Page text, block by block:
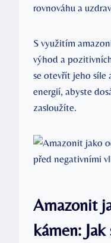
rovnováhu a
S využitím
výhod a
se otevřít jeho síle
energií, abyste
zasloužíte.
Amazonit
kámen: